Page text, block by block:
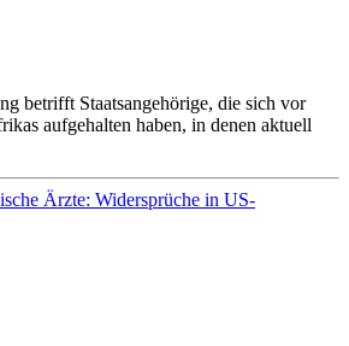
betrifft Staatsangehörige, die sich vor
aufgehalten haben, in denen aktuell
Ärzte: Widersprüche in US-